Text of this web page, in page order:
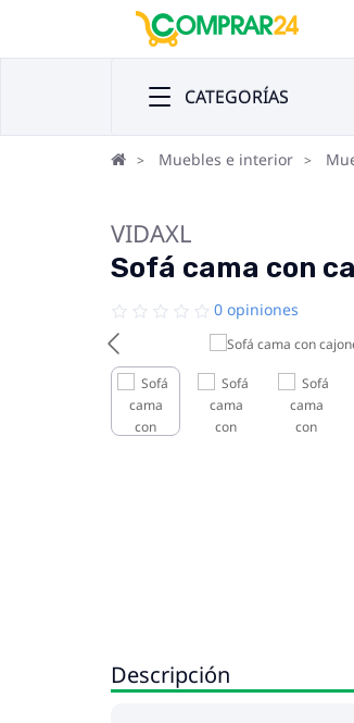
CATEGORÍAS
Muebles e interior
VIDAXL
Sofá cama con
0 opiniones
Descripción